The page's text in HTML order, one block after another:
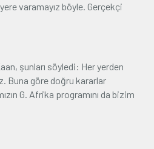
varamayız böyle. Gerçekçi
şunları söyledi: Her yerden
Buna göre doğru kararlar
G. Afrika programını da bizim